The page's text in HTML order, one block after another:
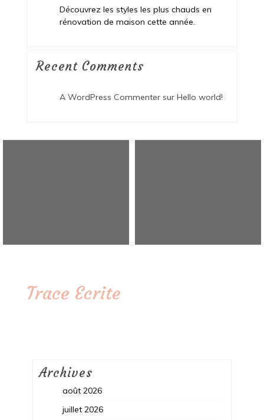
Découvrez les styles les plus chauds en
rénovation de maison cette année.
Recent Comments
A WordPress Commentersur Hello world!
Trace Ecrite
Archives
août 2026
juillet 2026